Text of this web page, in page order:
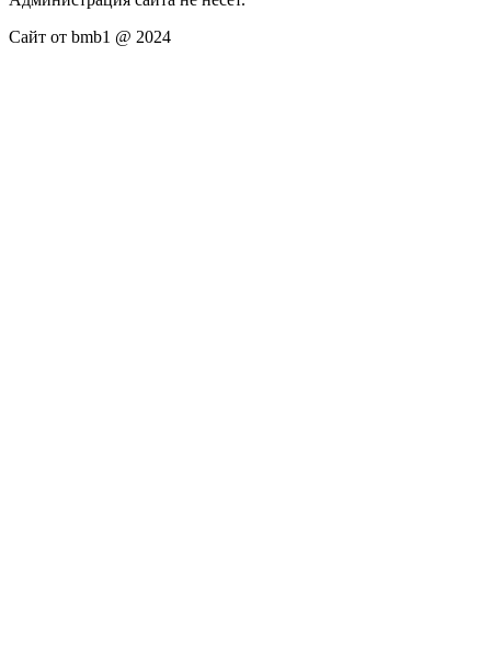
Сайт от bmb1 @ 2024